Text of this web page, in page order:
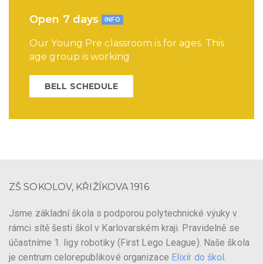
Open 7 days INFO
Our Young Pre classroom is for ages. This
age group is working
BELL SCHEDULE
ZŠ SOKOLOV, KŘIŽÍKOVA 1916
Jsme základní škola s podporou polytechnické výuky v
rámci sítě šesti škol v Karlovarském kraji. Pravidelně se
účastníme 1. ligy robotiky (First Lego League). Naše škola
je centrum celorepublikové organizace Elixír do škol .